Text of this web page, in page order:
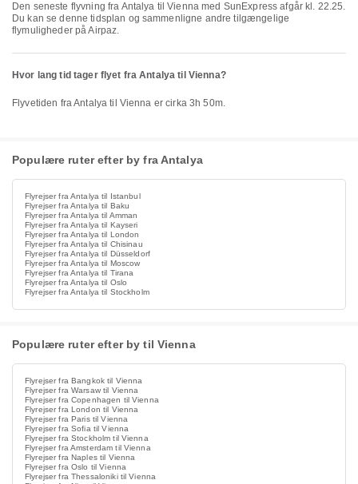
Den seneste flyvning fra Antalya til Vienna med SunExpress afgår kl. 22.25.
Du kan se denne tidsplan og sammenligne andre tilgængelige
flymuligheder på Airpaz.
Hvor lang tid tager flyet fra Antalya til Vienna?
Flyvetiden fra Antalya til Vienna er cirka 3h 50m.
Populære ruter efter by fra Antalya
Flyrejser fra Antalya til Istanbul
Flyrejser fra Antalya til Baku
Flyrejser fra Antalya til Amman
Flyrejser fra Antalya til Kayseri
Flyrejser fra Antalya til London
Flyrejser fra Antalya til Chisinau
Flyrejser fra Antalya til Düsseldorf
Flyrejser fra Antalya til Moscow
Flyrejser fra Antalya til Tirana
Flyrejser fra Antalya til Oslo
Flyrejser fra Antalya til Stockholm
Populære ruter efter by til Vienna
Flyrejser fra Bangkok til Vienna
Flyrejser fra Warsaw til Vienna
Flyrejser fra Copenhagen til Vienna
Flyrejser fra London til Vienna
Flyrejser fra Paris til Vienna
Flyrejser fra Sofia til Vienna
Flyrejser fra Stockholm til Vienna
Flyrejser fra Amsterdam til Vienna
Flyrejser fra Naples til Vienna
Flyrejser fra Oslo til Vienna
Flyrejser fra Thessaloniki til Vienna